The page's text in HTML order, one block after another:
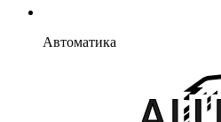
Автоматика